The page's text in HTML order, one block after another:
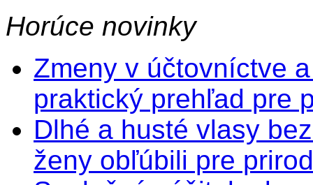
Horúce novinky
Zmeny v účtovníctve
praktický prehľad pre
Dlhé a husté vlasy
ženy obľúbili pre